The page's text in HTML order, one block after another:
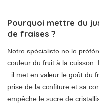
Pourquoi mettre du
de fraises ?
Notre spécialiste ne le
couleur du fruit à la cuisson.
: il met en valeur le goût du
prise de la confiture et sa
empêche le sucre de